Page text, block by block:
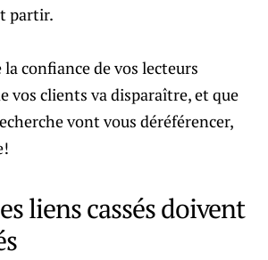
partir.
confiance de vos lecteurs
vos clients va disparaître, et que
vont vous déréférencer,
liens cassés doivent